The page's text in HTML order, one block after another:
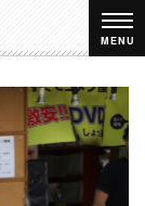
MENU